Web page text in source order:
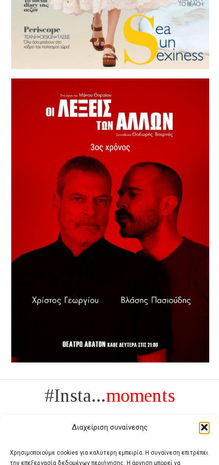
Διαχείριση συναίνεσης
Χρησιμοποιούμε cookies για καλύτερη εμπειρία. Η συναίνεση επιτρέπει
την επεξεργασία δεδομένων περιήγησης. Η άρνηση μπορεί να
#Insta...moments